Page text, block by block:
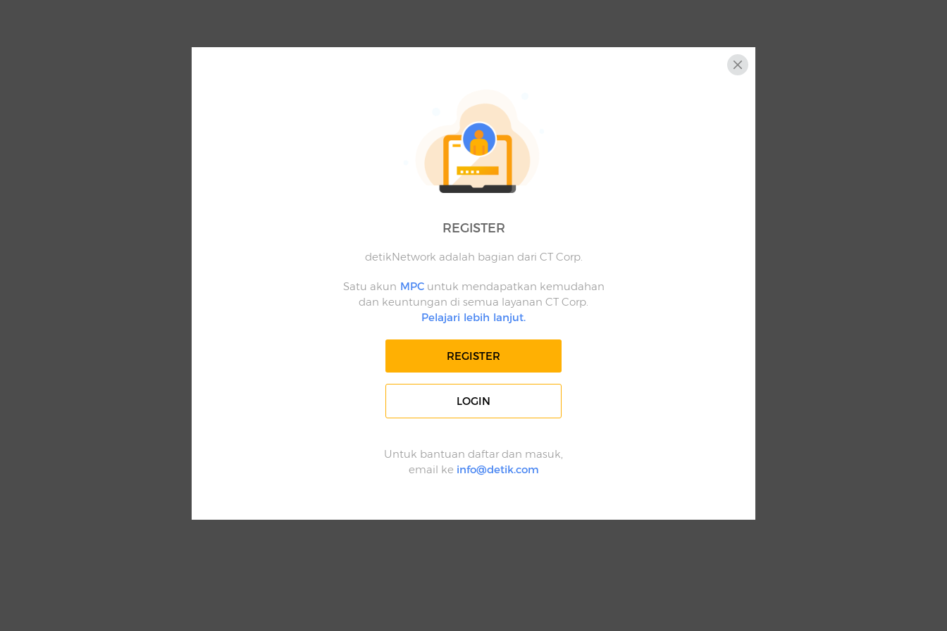
REGISTER
detikNetwork adalah bagian dari CT Corp.
Satu akun MPCuntuk mendapatkan kemudahan
dan keuntungan di semua layanan CT Corp.
Pelajari lebih lanjut.
REGISTER
LOGIN
Untuk bantuan daftar dan masuk,
email ke info@detik.com